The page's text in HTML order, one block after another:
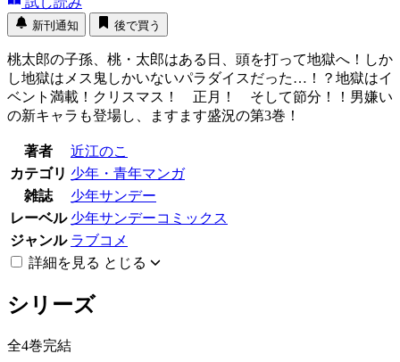
新刊通知 後で買う
桃太郎の子孫、桃・太郎はある日、頭を打って地獄へ！しか
し地獄はメス鬼しかいないパラダイスだった…！？地獄はイ
ベント満載！クリスマス！ 正月！ そして節分！！男嫌い
の新キャラも登場し、ますます盛況の第3巻！
著者
近江のこ
カテゴリ 少年・青年マンガ
雑誌
少年サンデー
レーベル 少年サンデーコミックス
ジャンル ラブコメ
詳細を見る とじる
シリーズ
全4巻完結